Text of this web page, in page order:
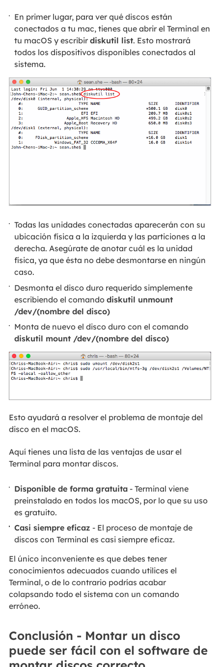
En primer lugar, para ver qué discos están
conectados a tu mac, tienes que abrir el Terminal en
tu macOS y escribirdiskutil list. Esto mostrará
todos los dispositivos disponibles conectados al
sistema.
Todas las unidades conectadas aparecerán con su
ubicación física a la izquierda y las particiones a la
derecha. Asegúrate de anotar cuál es la unidad
física, ya que ésta no debe desmontarse en ningún
caso.
Desmonta el disco duro requerido simplemente
escribiendo el comandodiskutil unmount
/dev/(nombre del disco)
Monta de nuevo el disco duro con el comando
diskutil mount /dev/(nombre del disco)
Esto ayudará a resolver el problema de montaje del
disco en el macOS.
Aquí tienes una lista de las ventajas de usar el
Terminal para montar discos.
Disponible de forma gratuita - Terminal viene
preinstalado en todos los macOS, por lo que su uso
es gratuito.
Casi siempre eficaz- El proceso de montaje de
discos con Terminal es casi siempre eficaz.
El único inconveniente es que debes tener
conocimientos adecuados cuando utilices el
Terminal, o de lo contrario podrías acabar
colapsando todo el sistema con un comando
erróneo.
Conclusión - Montar un disco
puede ser fácil con el software de